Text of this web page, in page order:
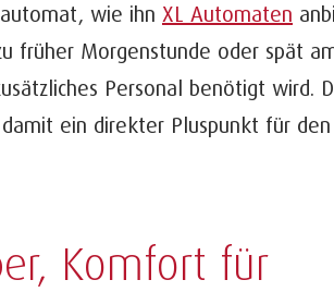
wie ihn XL Automaten
früher Morgenstunde oder spät
Personal benötigt wird.
ein direkter Pluspunkt für den
Komfort für